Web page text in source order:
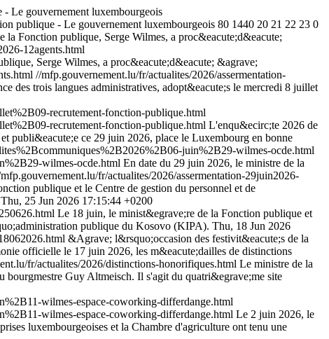
Le gouvernement luxembourgeois
publique - Le gouvernement luxembourgeois 80 1440 20 21 22 23 0
la Fonction publique, Serge Wilmes, a proc&eacute;d&eacute;
12agents.html
Serge Wilmes, a proc&eacute;d&eacute; &agrave;
//mfp.gouvernement.lu/fr/actualites/2026/assermentation-
des trois langues administratives, adopt&eacute;s le mercredi 8 juillet
recrutement-fonction-publique.html
recrutement-fonction-publique.html L'enqu&ecirc;te 2026 de
publi&eacute;e ce 29 juin 2026, place le Luxembourg en bonne
juin%2B29-wilmes-ocde.html
wilmes-ocde.html En date du 29 juin 2026, le ministre de la
fr/actualites/2026/assermentation-29juin2026-
publique et le Centre de gestion du personnel et de
Thu, 25 Jun 2026 17:15:44 +0200
Le 18 juin, le minist&egrave;re de la Fonction publique et
publique du Kosovo (KIPA). Thu, 18 Jun 2026
&Agrave; l&rsquo;occasion des festivit&eacute;s de la
officielle le 17 juin 2026, les m&eacute;dailles de distinctions
fr/actualites/2026/distinctions-honorifiques.html Le ministre de la
Guy Altmeisch. Il s'agit du quatri&egrave;me site
wilmes-espace-coworking-differdange.html
wilmes-espace-coworking-differdange.html Le 2 juin 2026, le
luxembourgeoises et la Chambre d'agriculture ont tenu une